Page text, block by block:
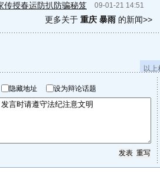
09-01-21 14:51
传授春运防扒防骗秘笈
更多关于 重庆 暴雨 的新闻>>
以
隐藏地址 设为辩论话题